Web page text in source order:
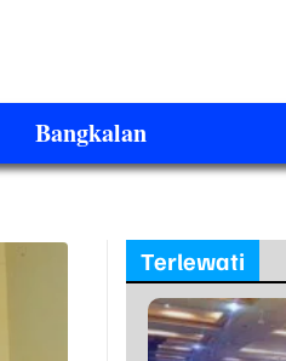
Bangkalan
Terlewati